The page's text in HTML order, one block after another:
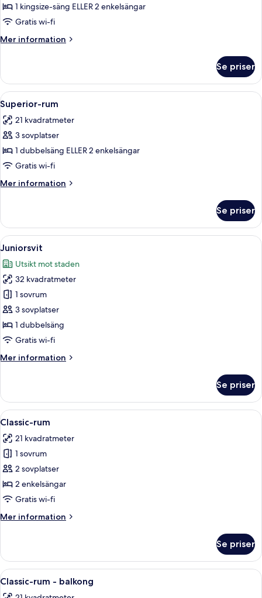
1 kingsize-säng ELLER 2 enkelsängar
Gratis wi-fi
Mer information
Mer
Suite
Se priser
Öppna
alla
foton
för
Superior-
rum
Ett hotellrum med en stor säng, ett
8
Superior-rum
21 kvadratmeter
3 sovplatser
1 dubbelsäng ELLER 2 enkelsängar
Gratis wi-fi
Mer information
Mer
rum
Se priser
Öppna
alla
foton
för
Juniorsvit
Ett hotellrum med en stor säng, ett
8
Juniorsvit
Utsikt mot staden
32 kvadratmeter
1 sovrum
3 sovplatser
1 dubbelsäng
Gratis wi-fi
Mer information
Mer
Se priser
Öppna
alla
foton
för
Classic-
rum
Ett hotellrum med en stor säng, två
8
Classic-rum
21 kvadratmeter
1 sovrum
2 sovplatser
2 enkelsängar
Gratis wi-fi
Mer information
Mer
rum
Se priser
Öppna
alla
Ett hotellrum med en stor säng, ett
9
Classic-rum - balkong